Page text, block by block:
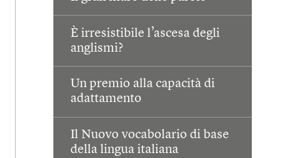
È irresistibile l’ascesa degli
anglismi?
Un premio alla capacità di
adattamento
Il Nuovo vocabolario di base
della lingua italiana